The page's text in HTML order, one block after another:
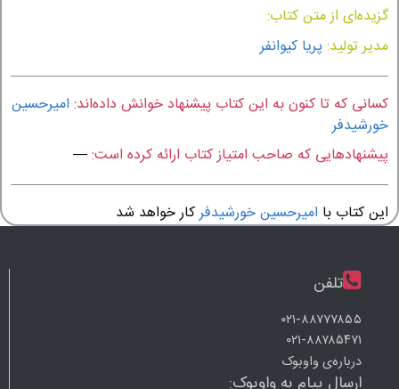
گزیده‌ای از متن کتاب:
مدیر تولید: پریا کیوانفر
کسانی که تا کنون به این کتاب پیشنهاد خوانش داده‌اند: امیرحسین
خورشیدفر
پیشنهادهایی که صاحب امتیاز کتاب ارائه کرده است:—
این کتاب با امیرحسین خورشیدفرکار خواهد شد
تلفن
۰۲۱-۸۸۷۷۷۸۵۵
۰۲۱-۸۸۷۸۵۴۷۱
درباره‌ی واوبوک